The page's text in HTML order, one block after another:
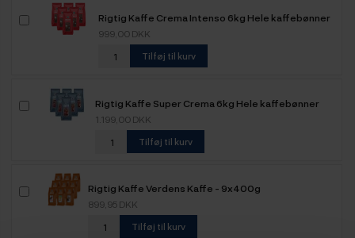
Rigtig Kaffe Crema Intenso 6kg Hele kaffebønner
999,00 DKK
Tilføj til kurv
Rigtig Kaffe Super Crema 6kg Hele kaffebønner
1.199,00 DKK
Tilføj til kurv
Rigtig Kaffe Verdens Kaffe - 9x400g
899,95 DKK
Tilføj til kurv